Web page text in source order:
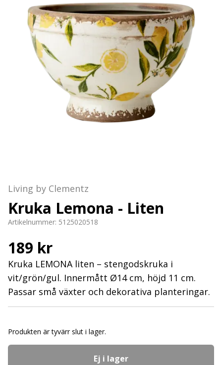
Living by Clementz
Kruka Lemona - Liten
Artikelnummer: 5125020518
189 kr
Kruka LEMONA liten – stengodskruka i
vit/grön/gul. Innermått Ø14 cm, höjd 11 cm.
Passar små växter och dekorativa planteringar.
Produkten är tyvärr slut i lager.
Ej i lager